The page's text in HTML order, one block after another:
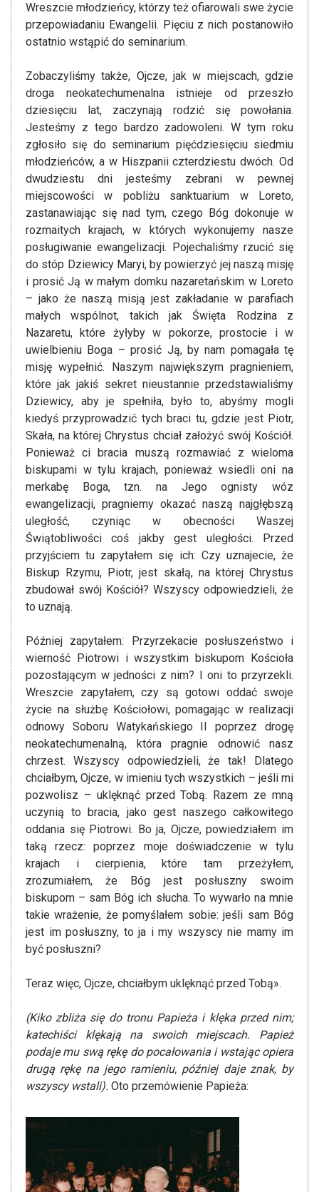
Wreszcie młodzieńcy, którzy też ofiarowali swe życie
przepowiadaniu Ewangelii. Pięciu z nich postanowiło
ostatnio wstąpić do seminarium.
Zobaczyliśmy także, Ojcze, jak w miejscach, gdzie
droga neokatechumenalna istnieje od przeszło
dziesięciu lat, zaczynają rodzić się powołania.
Jesteśmy z tego bardzo zadowoleni. W tym roku
zgłosiło się do seminarium pięćdziesięciu siedmiu
młodzieńców, a w Hiszpanii czterdziestu dwóch. Od
dwudziestu dni jesteśmy zebrani w pewnej
miejscowości w pobliżu sanktuarium w Loreto,
zastanawiając się nad tym, czego Bóg dokonuje w
rozmaitych krajach, w których wykonujemy nasze
posługiwanie ewangelizacji. Pojechaliśmy rzucić się
do stóp Dziewicy Maryi, by powierzyć jej naszą misję
i prosić Ją w małym domku nazaretańskim w Loreto
– jako że naszą misją jest zakładanie w parafiach
małych wspólnot, takich jak Święta Rodzina z
Nazaretu, które żyłyby w pokorze, prostocie i w
uwielbieniu Boga – prosić Ją, by nam pomagała tę
misję wypełnić. Naszym największym pragnieniem,
które jak jakiś sekret nieustannie przedstawialiśmy
Dziewicy, aby je spełniła, było to, abyśmy mogli
kiedyś przyprowadzić tych braci tu, gdzie jest Piotr,
Skała, na której Chrystus chciał założyć swój Kościół.
Ponieważ ci bracia muszą rozmawiać z wieloma
biskupami w tylu krajach, ponieważ wsiedli oni na
merkabę Boga, tzn. na Jego ognisty wóz
ewangelizacji, pragniemy okazać naszą najgłębszą
uległość, czyniąc w obecności Waszej
Świątobliwości coś jakby gest uległości. Przed
przyjściem tu zapytałem się ich: Czy uznajecie, że
Biskup Rzymu, Piotr, jest skałą, na której Chrystus
zbudował swój Kościół? Wszyscy odpowiedzieli, że
to uznają.
Później zapytałem: Przyrzekacie posłuszeństwo i
wierność Piotrowi i wszystkim biskupom Kościoła
pozostającym w jedności z nim? I oni to przyrzekli.
Wreszcie zapytałem, czy są gotowi oddać swoje
życie na służbę Kościołowi, pomagając w realizacji
odnowy Soboru Watykańskiego II poprzez drogę
neokatechumenalną, która pragnie odnowić nasz
chrzest. Wszyscy odpowiedzieli, że tak! Dlatego
chciałbym, Ojcze, w imieniu tych wszystkich – jeśli mi
pozwolisz – uklęknąć przed Tobą. Razem ze mną
uczynią to bracia, jako gest naszego całkowitego
oddania się Piotrowi. Bo ja, Ojcze, powiedziałem im
taką rzecz: poprzez moje doświadczenie w tylu
krajach i cierpienia, które tam przeżyłem,
zrozumiałem, że Bóg jest posłuszny swoim
biskupom – sam Bóg ich słucha. To wywarło na mnie
takie wrażenie, że pomyślałem sobie: jeśli sam Bóg
jest im posłuszny, to ja i my wszyscy nie mamy im
być posłuszni?
Teraz więc, Ojcze, chciałbym uklęknąć przed Tobą».
(Kiko zbliża się do tronu Papieża i klęka przed nim;
katechiści klękają na swoich miejscach. Papież
podaje mu swą rękę do pocałowania i wstając opiera
drugą rękę na jego ramieniu, później daje znak, by
wszyscy wstali). Oto przemówienie Papieża: